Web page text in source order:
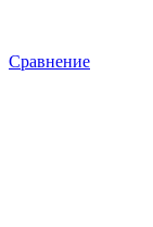
Сравнение